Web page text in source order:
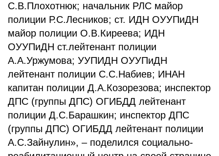
С.В.Плохотнюк; начальник РЛС майор
полиции Р.С.Лесников; ст. ИДН ОУУПиДН
майор полиции О.В.Киреева; ИДН
ОУУПиДН ст.лейтенант полиции
А.А.Уржумова; УУПИДН ОУУПиДН
лейтенант полиции С.С.Набиев; ИНАН
капитан полиции Д.А.Козорезова; инспектор
ДПС (группы ДПС) ОГИБДД лейтенант
полиции Д.С.Барашкин; инспектор ДПС
(группы ДПС) ОГИБДД лейтенант полиции
А.С.Зайнулин», – поделился социально-